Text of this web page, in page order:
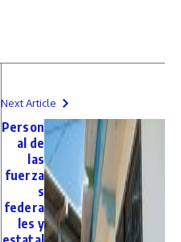
Next Article
Person
al de
las
fuerza
s
federa
les y